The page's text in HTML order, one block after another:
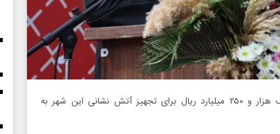
شهردار تبریز گفت: در سال جاری یک هزار و ۲۵۰ میلیارد ریال برای تجهیز آتش نشانی این شهر به